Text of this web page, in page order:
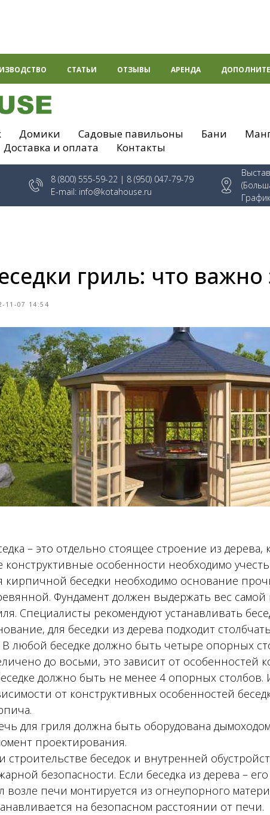
СТАТЬИ ОТЗЫВЫ АРЕНДА
Домики Садовые павильоны Бани
Доставка и оплата
Контакты
8 (800) 555-59-22 | 8 (950) 047-79-79
E-mail: info@kotahouse.ru
гриль: что важно
11-07 14:54
– это отдельно стоящее строение из дерева,
конструктивные особенности необходимо
кирпичной беседки необходимо основание
Фундамент должен выдержать вес
Специалисты рекомендуют устанавливать
для беседки из дерева подходит
В любой беседке должно быть четыре опорных
до восьми, это зависит от особенностей
должно быть не менее 4 опорных
от конструктивных особенностей
для гриля должна быть оборудована
проектирования.
строительстве беседок и внутренней
безопасности. Если беседка из дерева –
возле печи монтируется из огнеупорного
на безопасном расстоянии от печи.